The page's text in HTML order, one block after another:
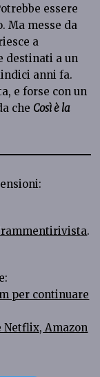
essere
Ma messe da
a
destinati a un
anni fa.
e forse con un
che Così è la
.
per continuare
Amazon